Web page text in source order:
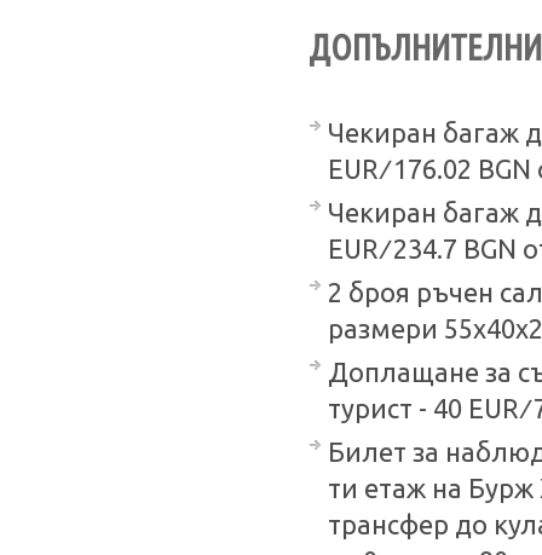
Чекиран багаж
EUR ∕ 176.02
Чекиран багаж
EUR ∕ 234.7 BGN
2 броя ръчен
размери
Доплащане за
турист - 40 EUR
Билет за
ти етаж на
трансфер до